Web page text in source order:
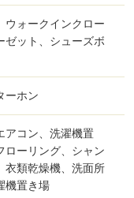
ウォークインクロー
ゼット、シューズボ
ーホン
アコン、洗濯機置
ローリング、シャン
衣類乾燥機、洗面所
機置き場